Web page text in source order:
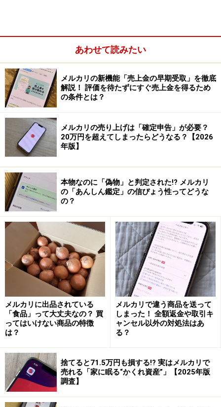
アピール機能には、以下のような条件があります。
・アピールできるのは1回のみ
・5％以上の値下げ価格を設定する
・アピールできるのは72時間
通常、「いいね！」してくれた人に通知するには10％以
上値下げしなければならないのですが、5％の値下げで
も通知できるというのがアピール機能のメリットです。
「いいね！」した人にとっても安く購入できるチャンス
と言えるでしょう。
アピール機能の使い方
アピール機能の使い方は以下の通りです。
1.
あわせて読みたい
メルカリの新機能「売上金の早期受取」を徹底
解説！ 評価を待たずにすぐ売上金を得るため
の条件とは？
メルカリの売り上げは「確定申告」が必要？
20万円を超えてしまったらどうなる？【2026
年版】
本物なのに「偽物」と判定された!? メルカリ
の「あんしん鑑定」の信ぴょう性ってどうな
の？
メルカリに出品されている
「食品」って大丈夫なの？ 買
ってはいけない商品の特徴
は？
メルカリで違う商品を送って
しまった！ 全額返金や取引キ
ャンセル以外の対処法はあ
る？
捨てると71.5万円も損する!? 実はメルカリで
売れる「家に眠る“かくれ資産”」【2025年版
調査】